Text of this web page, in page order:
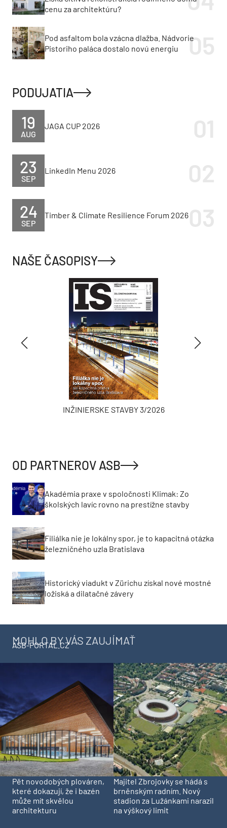
cenu za architektúru?
Pod asfaltom bola vzácna dlažba. Nádvorie
Pistoriho paláca dostalo novú energiu
PODUJATIA
AUG
19 JAGA CUP 2026
SEP
23 LinkedIn Menu 2026
SEP
24 Timber & Climate Resilience Forum 2026
NAŠE ČASOPISY
INŽINIERSKE STAVBY 3/2026
OD PARTNEROV ASB
Akadémia praxe v spoločnosti Klimak: Zo
školských lavíc rovno na prestížne stavby
Filiálka nie je lokálny spor, je to kapacitná otázka
železničného uzla Bratislava
Historický viadukt v Zürichu získal nové mostné
ložiská a dilatačné závery
MOHLO BY VÁS ZAUJÍMAŤ
ASB-PORTAL.CZ
Pět novodobých plováren,
které dokazují, že i bazén
může mít skvělou
architekturu
Majitel Zbrojovky se hádá s
brněnským radním. Nový
stadion za Lužánkami narazil
na výškový limit